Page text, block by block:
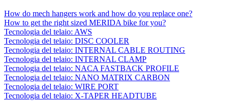
How do mech hangers work and how do you replace one?
How to get the right sized MERIDA bike for you?
Tecnologia del telaio: AWS
Tecnologia del telaio: DISC COOLER
Tecnologia del telaio: INTERNAL CABLE ROUTING
Tecnologia del telaio: INTERNAL CLAMP
Tecnologia del telaio: NACA FASTBACK PROFILE
Tecnologia del telaio: NANO MATRIX CARBON
Tecnologia del telaio: WIRE PORT
Tecnologia del telaio: X-TAPER HEADTUBE